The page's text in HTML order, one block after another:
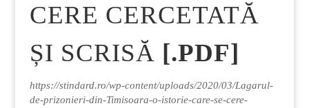
CERE CERCETATĂ
ȘI SCRISĂ [.PDF]
https://stindard.ro/wp-content/uploads/2020/03/Lagarul-
de-prizonieri-din-Timisoara-o-istorie-care-se-cere-